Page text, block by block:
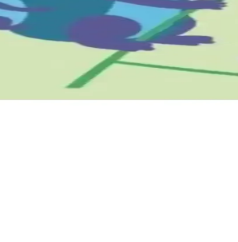
Hakkında Detaylı Rehber
ele alınarak, korunma, boyama veya
En İyi Seçenekler ve Özellikler
en uygun eğlence ve eğitim ürününü